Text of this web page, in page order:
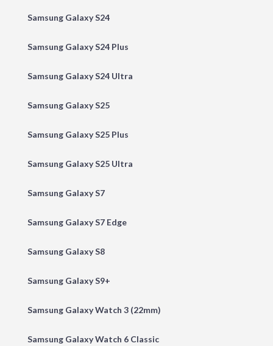
Samsung Galaxy S24
Samsung Galaxy S24 Plus
Samsung Galaxy S24 Ultra
Samsung Galaxy S25
Samsung Galaxy S25 Plus
Samsung Galaxy S25 Ultra
Samsung Galaxy S7
Samsung Galaxy S7 Edge
Samsung Galaxy S8
Samsung Galaxy S9+
Samsung Galaxy Watch 3 (22mm)
Samsung Galaxy Watch 6 Classic